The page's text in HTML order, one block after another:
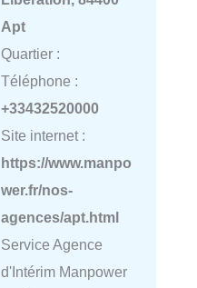
Apt
Quartier :
Téléphone :
+33432520000
Site internet :
https://www.manpo
wer.fr/nos-
agences/apt.html
Service Agence
d'Intérim Manpower